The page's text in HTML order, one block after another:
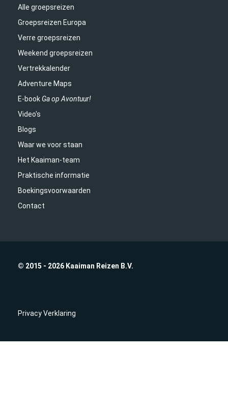
Alle groepsreizen
Groepsreizen Europa
Verre groepsreizen
Weekend groepsreizen
Vertrekkalender
Adventure Maps
E-bookGa op Avontuur!
Video's
Blogs
Waar we voor staan
Het Kaaiman-team
Praktische informatie
Boekingsvoorwaarden
Contact
© 2015 - 2026 Kaaiman Reizen B.V.
Privacy Verklaring